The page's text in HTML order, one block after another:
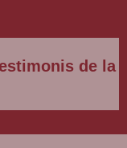
de la